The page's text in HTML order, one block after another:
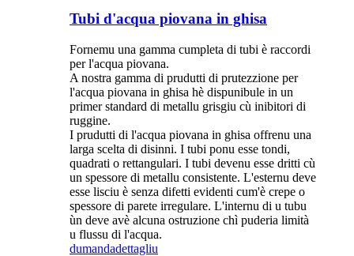
Tubi d'acqua piovana in ghisa
Fornemu una gamma cumpleta di tubi è raccordi
per l'acqua piovana.
A nostra gamma di prudutti di prutezzione per
l'acqua piovana in ghisa hè dispunibule in un
primer standard di metallu grisgiu cù inibitori di
ruggine.
I prudutti di l'acqua piovana in ghisa offrenu una
larga scelta di disinni. I tubi ponu esse tondi,
quadrati o rettangulari. I tubi devenu esse dritti cù
un spessore di metallu consistente. L'esternu deve
esse lisciu è senza difetti evidenti cum'è crepe o
spessore di parete irregulare. L'internu di u tubu
ùn deve avè alcuna ostruzione chì puderia limità
u flussu di l'acqua.
dumandadettagliu